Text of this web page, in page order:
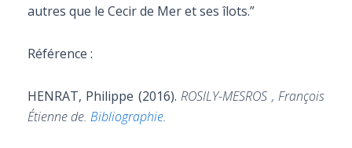
autres que le Cecir de Mer et ses îlots.”
Référence :
HENRAT, Philippe (2016).ROSILY-MESROS , François
Étienne de. Bibliographie.